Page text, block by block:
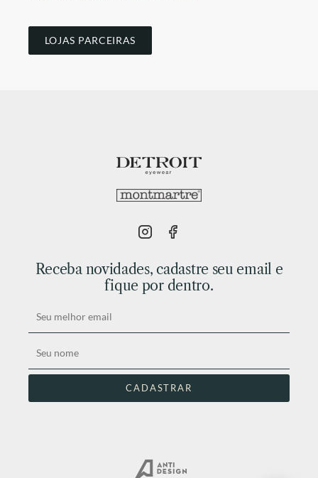
LOJAS PARCEIRAS
Receba novidades, cadastre seu email e
fique por dentro.